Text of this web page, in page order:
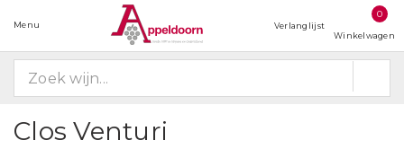
Menu Verlanglijst
0
Winkelwagen
Clos Venturi